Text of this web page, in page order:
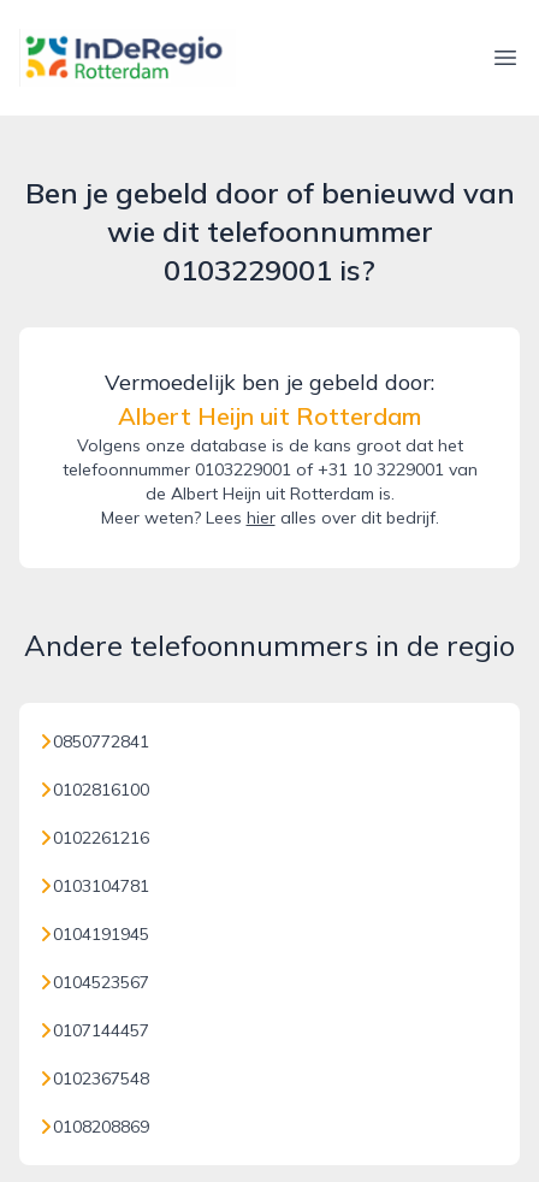
inderegiorotterdam.nl
Ben je gebeld door of benieuwd van
wie dit telefoonnummer
0103229001 is?
Vermoedelijk ben je gebeld door:
Albert Heijn uit Rotterdam
Volgens onze database is de kans groot dat het
telefoonnummer 0103229001 of +31 10 3229001 van
de Albert Heijn uit Rotterdam is.
Meer weten? Lees hieralles over dit bedrijf.
Andere telefoonnummers in de regio
0850772841
0102816100
0102261216
0103104781
0104191945
0104523567
0107144457
0102367548
0108208869